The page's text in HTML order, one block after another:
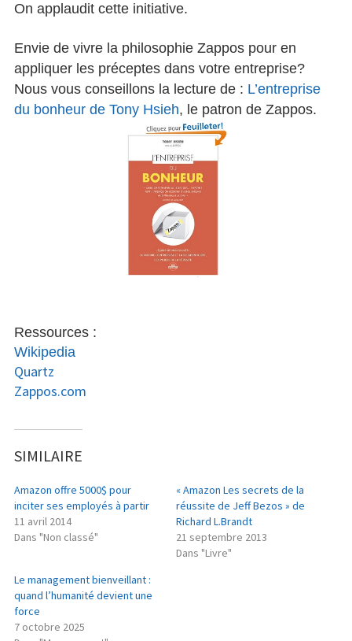
On applaudit cette initiative.
Envie de vivre la philosophie Zappos pour en
appliquer les préceptes dans votre entreprise?
Nous vous conseillons la lecture de : L’entreprise
du bonheur de Tony Hsieh, le patron de Zappos.
Ressources :
Wikipedia
Quartz
Zappos.com
SIMILAIRE
Amazon offre 5000$ pour
inciter ses employés à partir
11 avril 2014
Dans "Non classé"
« Amazon Les secrets de la
réussite de Jeff Bezos » de
Richard L.Brandt
21 septembre 2013
Dans "Livre"
Le management bienveillant :
quand l’humanité devient une
force
7 octobre 2025